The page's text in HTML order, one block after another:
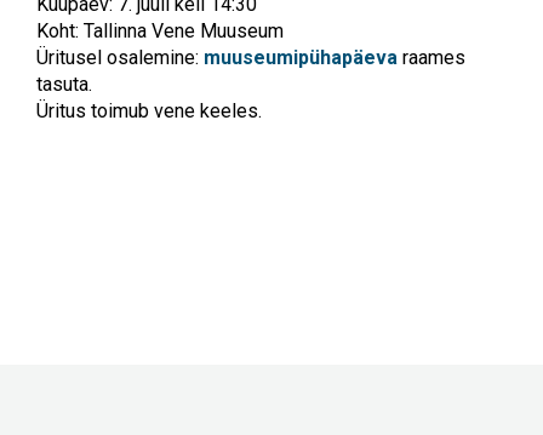
Koht: Tallinna Vene Muuseum
Üritusel osalemine: muuseumipühapäeva raames
tasuta.
Üritus toimub vene keeles.